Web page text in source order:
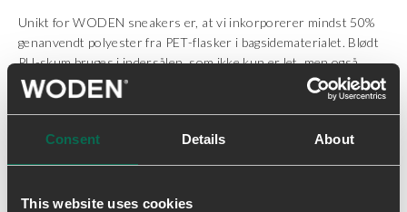
Consent Details About
This website uses cookies
Unikt for WODEN sneakers er, at vi inkorporerer mindst 50%
genanvendt polyester fra PET-flasker i bagsidematerialet. Blødt
PU-skum bruges i indersålen, som ikke kun er let, men også
stødabsorberende.
underlag og en ydersål baseret på vores Natural Soft teknologi.
En teknologi designet til at sikre den bedst mulige komfort,